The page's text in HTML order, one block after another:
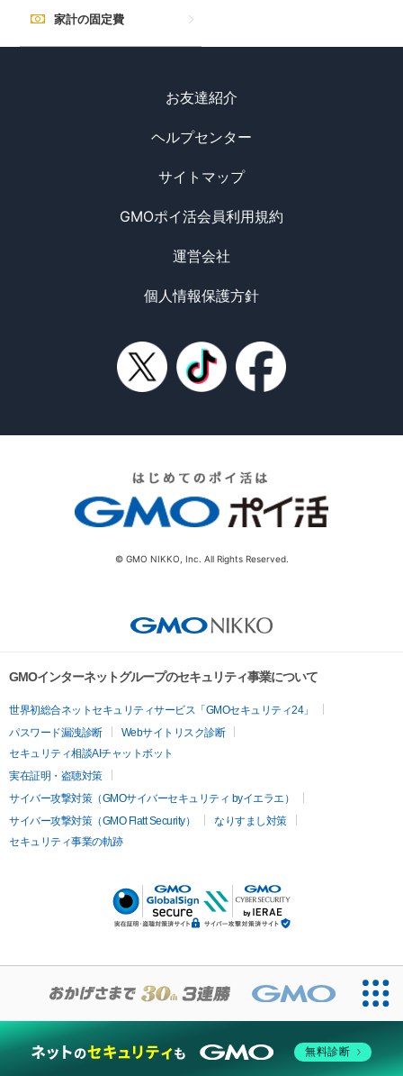
家計の固定費
お友達紹介
ヘルプセンター
サイトマップ
GMOポイ活会員利用規約
運営会社
個人情報保護方針
© GMO NIKKO, Inc. All Rights Reserved.
GMOインターネットグループのセキュリティ事業について
世界初総合ネットセキュリティサービス「GMOセキュリティ24」
パスワード漏洩診断
Webサイトリスク診断
セキュリティ相談AIチャットボット
実在証明・盗聴対策
サイバー攻撃対策（GMOサイバーセキュリティ byイエラエ）
サイバー攻撃対策（GMO Flatt Security）
なりすまし対策
セキュリティ事業の軌跡
無料診断